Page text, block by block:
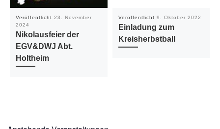
Veröffentlicht 23. November
2024
Nikolausfeier der
EGV&DWJ Abt.
Holtheim
Veröffentlicht 9. Oktober 2022
Einladung zum
Kreisherbstball